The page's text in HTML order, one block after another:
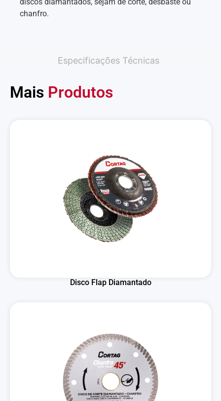
Especificações Técnicas
chanfro.
Mais Produtos
Disco Flap Diamantado